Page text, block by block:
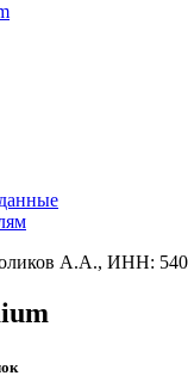
А.А., ИНН: